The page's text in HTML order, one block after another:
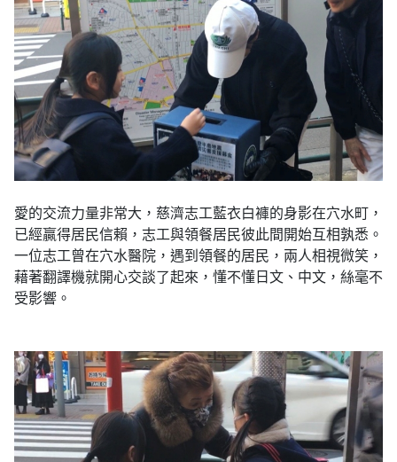
愛的交流力量非常大，慈濟志工藍衣白褲的身影在穴水町，
已經贏得居民信賴，志工與領餐居民彼此間開始互相孰悉。
一位志工曾在穴水醫院，遇到領餐的居民，兩人相視微笑，
藉著翻譯機就開心交談了起來，懂不懂日文、中文，絲毫不
受影響。